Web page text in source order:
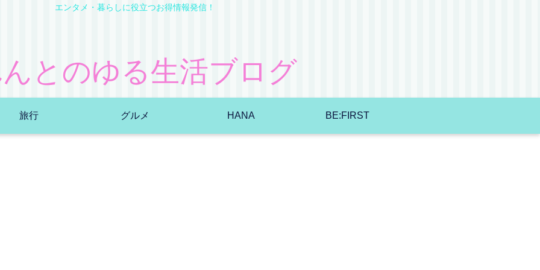
エンタメ・暮らしに役立つお得情報発信！
とのゆる生活ブログ
旅行 グルメ HANA BE:FIRST